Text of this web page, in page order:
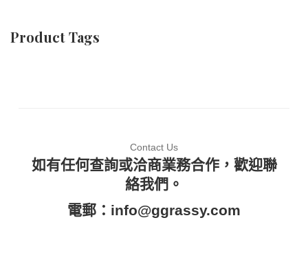
Product Tags
Contact Us
如有任何查詢或洽商業務合作，歡迎聯
絡我們。
電郵： info@ggrassy.com